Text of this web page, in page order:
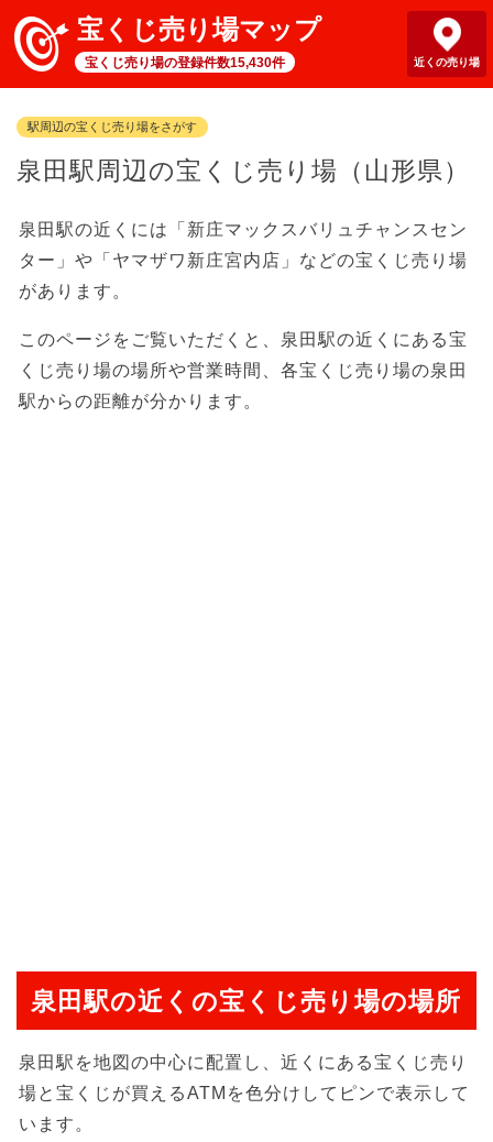
宝くじ売り場マップ
宝くじ売り場の登録件数15,430件 近くの売り場
駅周辺の宝くじ売り場をさがす
泉田駅周辺の宝くじ売り場（山形県）
泉田駅の近くには「新庄マックスバリュチャンスセン
ター」や「ヤマザワ新庄宮内店」などの宝くじ売り場
があります。
このページをご覧いただくと、泉田駅の近くにある宝
くじ売り場の場所や営業時間、各宝くじ売り場の泉田
駅からの距離が分かります。
泉田駅の近くの宝くじ売り場の場所
泉田駅を地図の中心に配置し、近くにある宝くじ売り
場と宝くじが買えるATMを色分けしてピンで表示して
います。